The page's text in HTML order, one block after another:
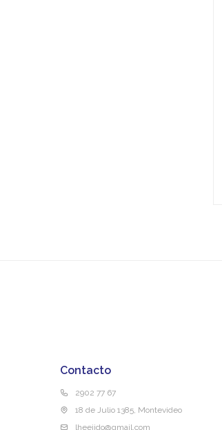
Contacto
2902 77 67
18 de Julio 1385, Montevideo
lheejido@gmail.com